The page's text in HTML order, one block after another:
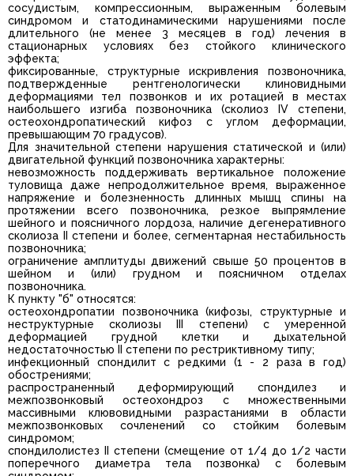
сосудистым, компрессионным, выраженным болевым
синдромом и статодинамическими нарушениями после
длительного (не менее 3 месяцев в год) лечения в
стационарных условиях без стойкого клинического
эффекта;
фиксированные, структурные искривления позвоночника,
подтвержденные рентгенологически клиновидными
деформациями тел позвонков и их ротацией в местах
наибольшего изгиба позвоночника (сколиоз IV степени,
остеохондропатический кифоз с углом деформации,
превышающим 70 градусов).
Для значительной степени нарушения статической и (или)
двигательной функций позвоночника характерны:
невозможность поддерживать вертикальное положение
туловища даже непродолжительное время, выраженное
напряжение и болезненность длинных мышц спины на
протяжении всего позвоночника, резкое выпрямление
шейного и поясничного лордоза, наличие дегенеративного
сколиоза II степени и более, сегментарная нестабильность
позвоночника;
ограничение амплитуды движений свыше 50 процентов в
шейном и (или) грудном и поясничном отделах
позвоночника.
К пункту "б" относятся:
остеохондропатии позвоночника (кифозы, структурные и
неструктурные сколиозы III степени) с умеренной
деформацией грудной клетки и дыхательной
недостаточностью II степени по рестриктивному типу;
инфекционный спондилит с редкими (1 - 2 раза в год)
обострениями;
распространенный деформирующий спондилез и
межпозвонковый остеохондроз с множественными
массивными клювовидными разрастаниями в области
межпозвонковых сочленений со стойким болевым
синдромом;
спондилолистез II степени (смещение от 1/4 до 1/2 части
поперечного диаметра тела позвонка) с болевым